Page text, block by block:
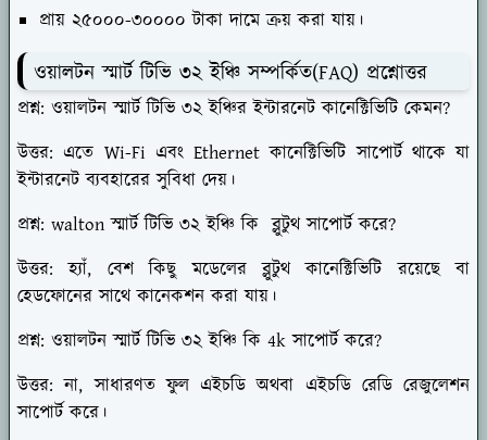
প্রায় ২৫০০০-৩০০০০ টাকা দামে ক্রয় করা যায়।
ওয়ালটন স্মার্ট টিভি ৩২ ইঞ্চি সম্পর্কিত(FAQ) প্রশ্নোত্তর
প্রশ্ন: ওয়ালটন স্মার্ট টিভি ৩২ ইঞ্চির ইন্টারনেট কানেক্টিভিটি কেমন?
উত্তর: এতে Wi-Fi এবং Ethernet কানেক্টিভিটি সাপোর্ট থাকে যা
ইন্টারনেট ব্যবহারের সুবিধা দেয়।
প্রশ্ন: walton স্মার্ট টিভি ৩২ ইঞ্চি কি ব্লুটুথ সাপোর্ট করে?
উত্তর: হ্যাঁ, বেশ কিছু মডেলের ব্লুটুথ কানেক্টিভিটি রয়েছে বা
হেডফোনের সাথে কানেকশন করা যায়।
প্রশ্ন: ওয়ালটন স্মার্ট টিভি ৩২ ইঞ্চি কি 4k সাপোর্ট করে?
উত্তর: না, সাধারণত ফুল এইচডি অথবা এইচডি রেডি রেজুলেশন
সাপোর্ট করে।